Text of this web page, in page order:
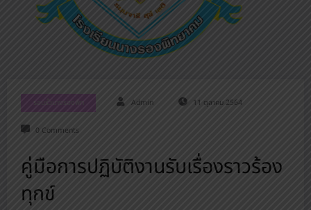
รอบรั้วนางรองพิท Admin 11 ตุลาคม 2564
0 Comments
คู่มือการปฏิบัติงานรับเรื่องราวร้อง
ทุกข์